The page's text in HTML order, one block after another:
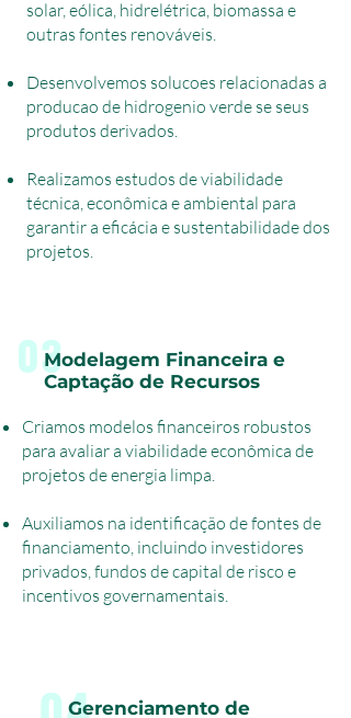
solar, eólica, hidrelétrica, biomassa e
outras fontes renováveis.
Desenvolvemos solucoes relacionadas a
producao de hidrogenio verde se seus
produtos derivados.
Realizamos estudos de viabilidade
técnica, econômica e ambiental para
garantir a eficácia e sustentabilidade dos
projetos.
03Modelagem Financeira e
Captação de Recursos
Criamos modelos financeiros robustos
para avaliar a viabilidade econômica de
projetos de energia limpa.
Auxiliamos na identificação de fontes de
financiamento, incluindo investidores
privados, fundos de capital de risco e
incentivos governamentais.
Gerenciamento de